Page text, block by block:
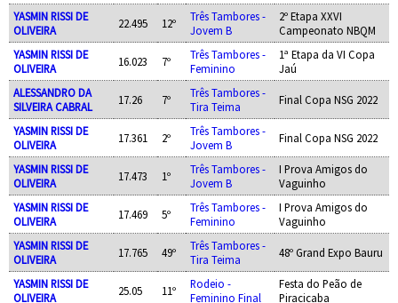
YASMIN RISSI DE
OLIVEIRA
22.495 12º
Três Tambores -
Jovem B
2º Etapa XXVI
Campeonato NBQM
YASMIN RISSI DE
OLIVEIRA
16.023 7º
Três Tambores -
Feminino
1ª Etapa da VI Copa
Jaú
ALESSANDRO DA
SILVEIRA CABRAL
17.26 7º
Três Tambores -
Tira Teima
Final Copa NSG 2022
YASMIN RISSI DE
OLIVEIRA
17.361 2º
Três Tambores -
Jovem B
Final Copa NSG 2022
YASMIN RISSI DE
OLIVEIRA
17.473 1º
Três Tambores -
Jovem B
I Prova Amigos do
Vaguinho
YASMIN RISSI DE
OLIVEIRA
17.469 5º
Três Tambores -
Feminino
I Prova Amigos do
Vaguinho
YASMIN RISSI DE
OLIVEIRA
17.765 49º
Três Tambores -
Tira Teima
48º Grand Expo Bauru
YASMIN RISSI DE
OLIVEIRA
25.05 11º
Rodeio -
Feminino Final
Festa do Peão de
Piracicaba